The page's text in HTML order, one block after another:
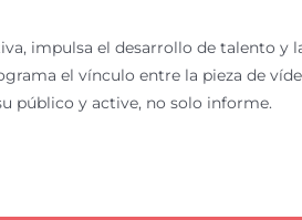
impulsa el desarrollo de talento y
el vínculo entre la pieza de
público y active, no solo informe.